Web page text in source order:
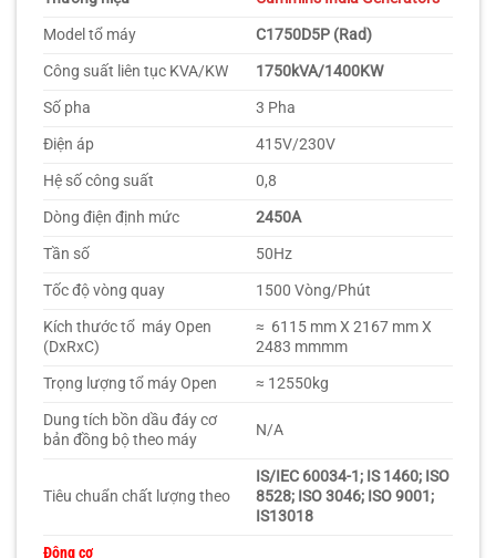
Model tổ máy
C1750D5P (Rad)
Công suất liên tục KVA/KW
1750kVA/1400KW
Số pha
3 Pha
Điện áp
415V/230V
Hệ số công suất
0,8
Dòng điện định mức
2450A
Tần số
50Hz
Tốc độ vòng quay
1500 Vòng/Phút
Kích thước tổ máy Open
(DxRxC)
≈ 6115 mm X 2167 mm X
2483 mmmm
Trọng lượng tổ máy Open
≈ 12550kg
Dung tích bồn dầu đáy cơ
bản đồng bộ theo máy
N/A
Tiêu chuẩn chất lượng theo
IS/IEC 60034-1; IS 1460; ISO
8528; ISO 3046; ISO 9001;
IS13018
Động cơ